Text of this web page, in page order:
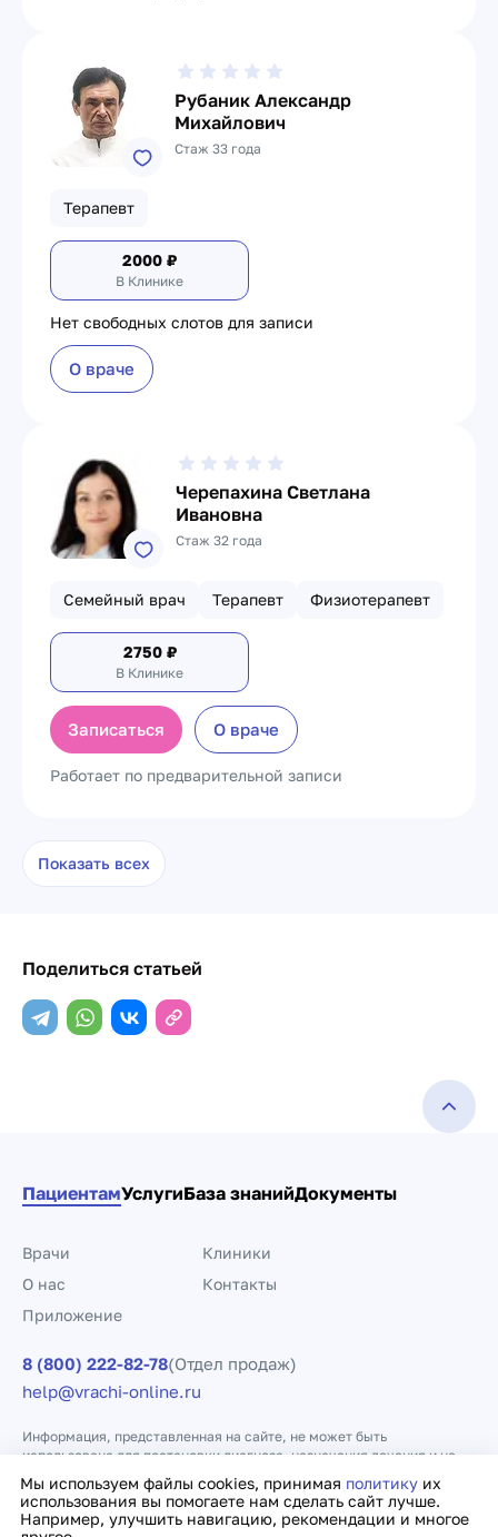
Рубаник Александр
Михайлович
Стаж 33 года
Терапевт
2000 ₽
В Клинике
Нет свободных слотов для записи
О враче
Черепахина Светлана
Ивановна
Стаж 32 года
Семейный врач Терапевт Физиотерапевт
2750₽
В Клинике
Записаться О враче
Работает по предварительной записи
Показать всех
Поделиться статьей
Мы используем файлы cookies, принимая политику их
использования вы помогаете нам сделать сайт лучше.
Например, улучшить навигацию, рекомендации и многое
ПациентамУслугиБаза знанийДокументы
Врачи
Клиники
О нас
Контакты
Приложение
8 (800) 222-82-78(Отдел продаж)
help@vrachi-online.ru
Информация, представленная на сайте, не может быть
использована для постановки диагноза, назначения лечения и не
заменяет прием врача.
Политика конфиденциальности Договор оферты